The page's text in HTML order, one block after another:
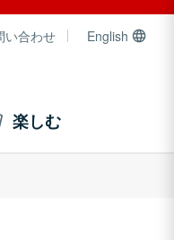
い合わせ English
楽しむ